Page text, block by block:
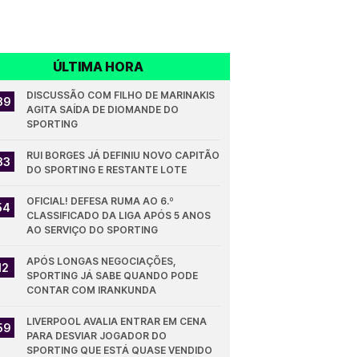
ÚLTIMA HORA
DISCUSSÃO COM FILHO DE MARINAKIS
AGITA SAÍDA DE DIOMANDE DO
SPORTING
RUI BORGES JÁ DEFINIU NOVO CAPITÃO
DO SPORTING E RESTANTE LOTE
OFICIAL! DEFESA RUMA AO 6.º
CLASSIFICADO DA LIGA APÓS 5 ANOS
AO SERVIÇO DO SPORTING
APÓS LONGAS NEGOCIAÇÕES,
SPORTING JÁ SABE QUANDO PODE
CONTAR COM IRANKUNDA
LIVERPOOL AVALIA ENTRAR EM CENA
PARA DESVIAR JOGADOR DO
SPORTING QUE ESTÁ QUASE VENDIDO